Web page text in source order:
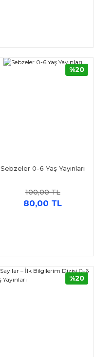
Sebzeler 0-6 Yaş Yayınları
100,00 TL
80,00 TL
%20
%20